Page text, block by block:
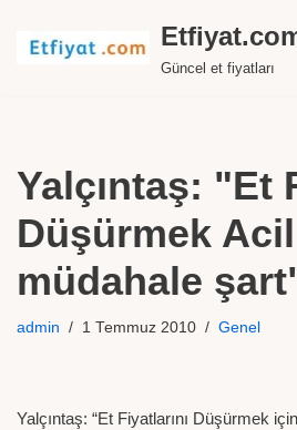
İçeriğe
Güncel et fiyatları
Yalçıntaş: "Et
Düşürmek Acil
müdahale
admin 1 Temmuz 2010 Genel
Yalçıntaş: “Et Fiyatlarını Düşürmek